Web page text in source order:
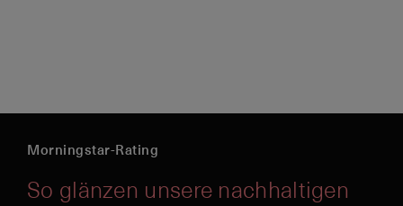
Morningstar-Rating
So glänzen unsere nachhaltigen